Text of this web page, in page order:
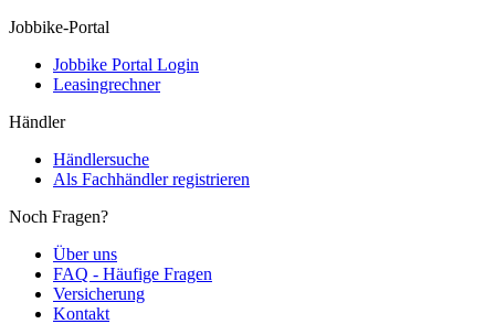
Jobbike-Portal
Jobbike Portal Login
Leasingrechner
Händler
Händlersuche
Als Fachhändler registrieren
Noch Fragen?
Über uns
FAQ - Häufige Fragen
Versicherung
Kontakt